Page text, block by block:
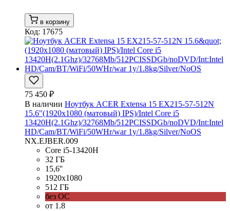
в корзину
Код: 17675
75 450 ₽
В наличии Ноутбук ACER Extensa 15 EX215-57-512N
15.6"(1920x1080 (матовый) IPS)/Intel Core i5
13420H(2.1Ghz)/32768Mb/512PCISSDGb/noDVD/Int:Intel
HD/Cam/BT/WiFi/50WHr/war 1y/1.8kg/Silver/NoOS
NX.EJBER.009
Core i5-13420H
32 ГБ
15,6''
1920x1080
512 ГБ
без ОС
от 1.8